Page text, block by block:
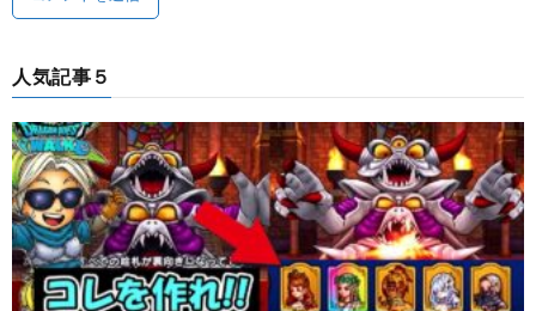
人気記事５